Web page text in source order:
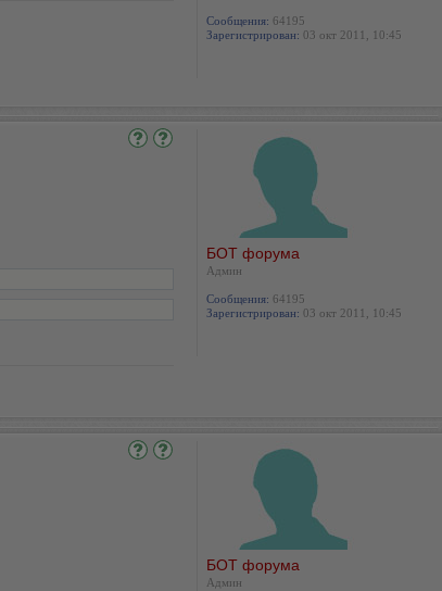
Сообщения: 64195
Зарегистрирован: 03 окт 2011, 10:45
БОТ форума
Админ
Сообщения: 64195
Зарегистрирован: 03 окт 2011, 10:45
БОТ форума
Админ